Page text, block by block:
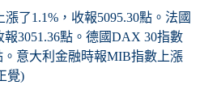
1.1%，收報5095.30點。法國
3051.36點。德國DAX 30指數
。意大利金融時報MIB指數上漲
覺)